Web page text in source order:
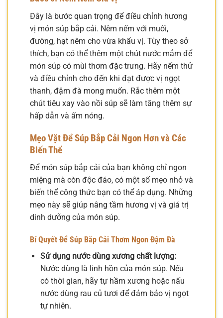
Đây là bước quan trọng để điều chỉnh hương
vị món súp bắp cải. Nêm nếm với muối,
đường, hạt nêm cho vừa khẩu vị. Tùy theo sở
thích, bạn có thể thêm một chút nước mắm để
món súp có mùi thơm đặc trưng. Hãy nếm thử
và điều chỉnh cho đến khi đạt được vị ngọt
thanh, đậm đà mong muốn. Rắc thêm một
chút tiêu xay vào nồi súp sẽ làm tăng thêm sự
hấp dẫn và ấm nóng.
Mẹo Vặt Để Súp Bắp Cải Ngon Hơn và Các
Biến Thể
Để món súp bắp cải của bạn không chỉ ngon
miệng mà còn độc đáo, có một số mẹo nhỏ và
biến thể công thức bạn có thể áp dụng. Những
mẹo này sẽ giúp nâng tầm hương vị và giá trị
dinh dưỡng của món súp.
Bí Quyết Để Súp Bắp Cải Thơm Ngon Đậm Đà
Sử dụng nước dùng xương chất lượng:
Nước dùng là linh hồn của món súp. Nếu
có thời gian, hãy tự hầm xương hoặc nấu
nước dùng rau củ tươi để đảm bảo vị ngọt
tự nhiên.